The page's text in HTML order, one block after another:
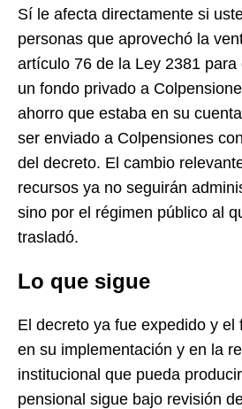
Sí le afecta directamente si
personas que aprovechó la
artículo 76 de la Ley 2381
un fondo privado a
ahorro que estaba en su
ser enviado a Colpensiones
del decreto. El cambio
recursos ya no seguirán
sino por el régimen público al
trasladó.
Lo que sigue
El decreto ya fue expedido y el
en su implementación y en la
institucional que pueda
pensional sigue bajo revisión